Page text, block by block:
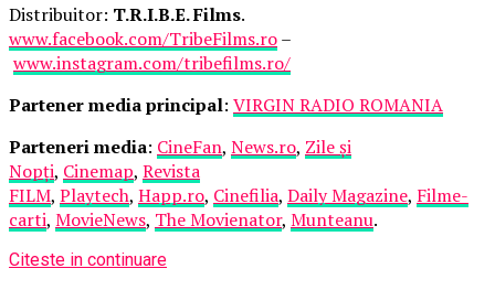
Distribuitor: T.R.I.B.E. Films.
www.facebook.com/TribeFilms.ro–
www.instagram.com/tribefilms.ro/
Partener media principal: VIRGIN RADIO ROMANIA
Parteneri media: CineFan, News.ro, Zile și
Nopți, Cinemap, Revista
FILM, Playtech, Happ.ro, Cinefilia, Daily Magazine, Filme-
carti, MovieNews, The Movienator, Munteanu.
Citeste in continuare